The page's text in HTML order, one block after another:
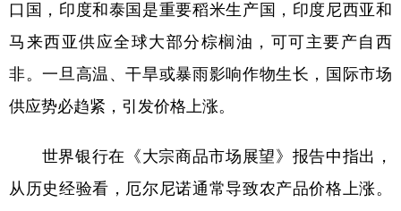
口国，印度和泰国是重要稻米生产国，印度尼西亚和
马来西亚供应全球大部分棕榈油，可可主要产自西
非。一旦高温、干旱或暴雨影响作物生长，国际市场
供应势必趋紧，引发价格上涨。
世界银行在《大宗商品市场展望》报告中指出，
从历史经验看，厄尔尼诺通常导致农产品价格上涨。